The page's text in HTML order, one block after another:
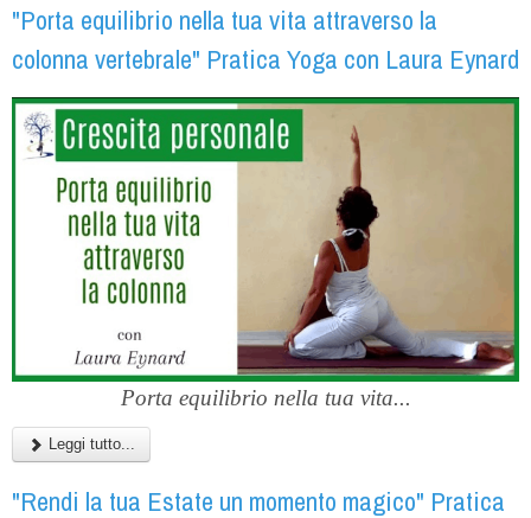
"Porta equilibrio nella tua vita attraverso la
colonna vertebrale" Pratica Yoga con Laura Eynard
Porta equilibrio nella tua vita...
Leggi tutto...
"Rendi la tua Estate un momento magico" Pratica